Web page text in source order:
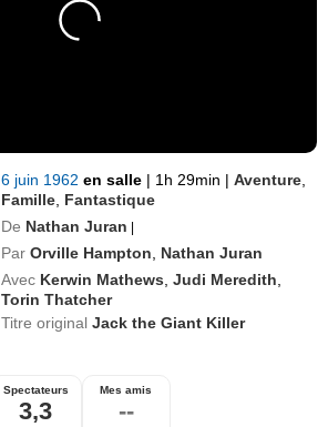
6 juin 1962en salle | 1h 29min | Aventure
Famille Fantastique
De Nathan Juran |
Par Orville Hampton
Nathan Juran
Avec Kerwin Mathews ,Judi Meredith
Torin Thatcher
Titre originalJack the Giant Killer
Spectateurs
3,3
Mes amis
--